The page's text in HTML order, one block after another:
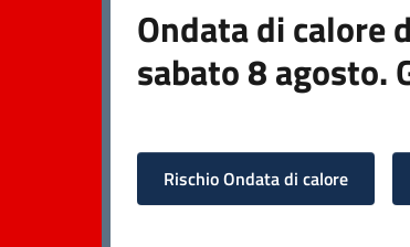
Ondata di calore
sabato 8 agosto.
Rischio Ondata di calore